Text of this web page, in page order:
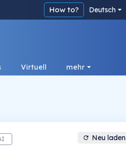
How to? Deutsch
Virtuell mehr
Neu laden